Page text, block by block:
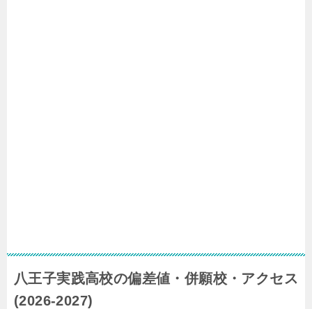
八王子実践高校の偏差値・併願校・アクセス
(2026-2027)